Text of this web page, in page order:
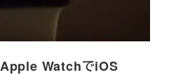
WatchでiOS